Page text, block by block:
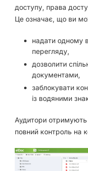
доступу, права
Це означає, що ви
надати одному
перегляду,
дозволити
документами,
заблокувати
із водяними
Аудитори отримують
повний контроль на